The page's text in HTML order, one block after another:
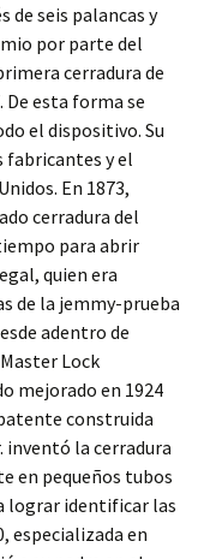
de seis palancas y
por parte del
cerradura de
esta forma se
el dispositivo. Su
fabricantes y el
En 1873,
cerradura del
para abrir
quien era
de la jemmy-prueba
adentro de
Lock
mejorado en 1924
construida
inventó la cerradura
en pequeños tubos
lograr identificar las
especializada en